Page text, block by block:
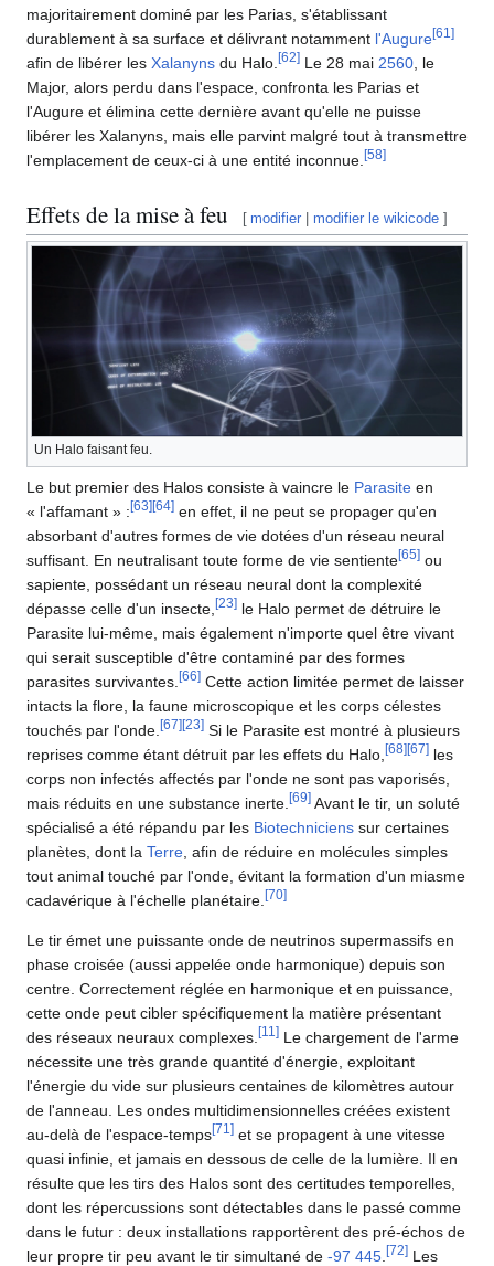
majoritairement dominé par les Parias, s'établissant
durablement à sa surface et délivrant notamment l'Augure[61 ]
afin de libérer les Xalanyns du Halo. [62] Le 28 mai 2560 , le
Major, alors perdu dans l'espace, confronta les Parias et
l'Augure et élimina cette dernière avant qu'elle ne puisse
libérer les Xalanyns, mais elle parvint malgré tout à transmettre
l'emplacement de ceux-ci à une entité inconnue. [58]
Effets de la mise à feu [ modifier |modifier le wikicode ]
Un Halo faisant feu.
Le but premier des Halos consiste à vaincre le Parasite en
« l'affamant » : [63] [64] en effet, il ne peut se propager qu'en
absorbant d'autres formes de vie dotées d'un réseau neural
suffisant. En neutralisant toute forme de vie sentiente[65] ou
sapiente, possédant un réseau neural dont la complexité
dépasse celle d'un insecte, [23] le Halo permet de détruire le
Parasite lui-même, mais également n'importe quel être vivant
qui serait susceptible d'être contaminé par des formes
parasites survivantes. [66] Cette action limitée permet de laisser
intacts la flore, la faune microscopique et les corps célestes
touchés par l'onde. [67] [23] Si le Parasite est montré à plusieurs
reprises comme étant détruit par les effets du Halo, [68] [67] les
corps non infectés affectés par l'onde ne sont pas vaporisés,
mais réduits en une substance inerte. [69] Avant le tir, un soluté
spécialisé a été répandu par les Biotechniciens sur certaines
planètes, dont la Terre , afin de réduire en molécules simples
tout animal touché par l'onde, évitant la formation d'un miasme
cadavérique à l'échelle planétaire. [70]
Le tir émet une puissante onde de neutrinos supermassifs en
phase croisée (aussi appelée onde harmonique) depuis son
centre. Correctement réglée en harmonique et en puissance,
cette onde peut cibler spécifiquement la matière présentant
des réseaux neuraux complexes. [11 ] Le chargement de l'arme
nécessite une très grande quantité d'énergie, exploitant
l'énergie du vide sur plusieurs centaines de kilomètres autour
de l'anneau. Les ondes multidimensionnelles créées existent
au-delà de l'espace-temps[71 ] et se propagent à une vitesse
quasi infinie, et jamais en dessous de celle de la lumière. Il en
résulte que les tirs des Halos sont des certitudes temporelles,
dont les répercussions sont détectables dans le passé comme
dans le futur : deux installations rapportèrent des pré-échos de
leur propre tir peu avant le tir simultané de -97 445 [72] Les